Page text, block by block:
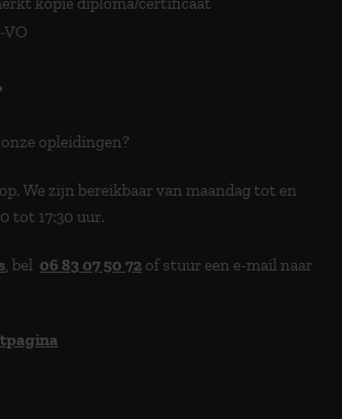
VO
opleidingen?
We zijn bereikbaar van maandag tot en
tot 17:30 uur.
, bel 06 83 07 50 72 of stuur een e-mail naar